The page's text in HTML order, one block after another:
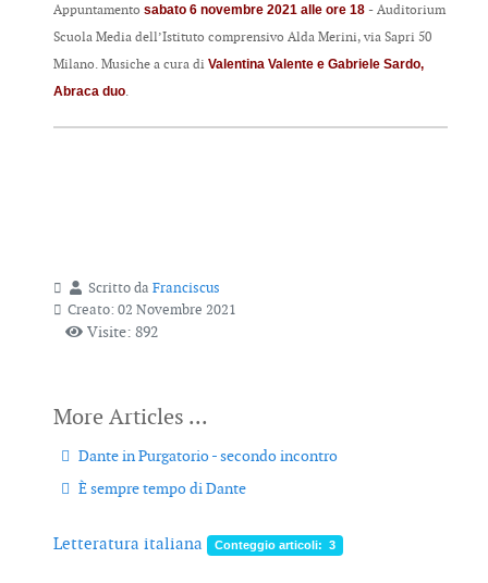
Appuntamento sabato 6 novembre 2021 alle ore 18 - Auditorium
Scuola Media dell’Istituto comprensivo Alda Merini, via Sapri 50
Milano. Musiche a cura di Valentina Valente e Gabriele Sardo,
Abraca duo.
Scritto da Franciscus
Creato: 02 Novembre 2021
Visite: 892
Dante in Purgatorio - secondo incontro
È sempre tempo di Dante
Letteratura italiana Conteggio articoli: 3